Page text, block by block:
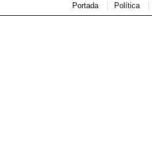
Portada Política